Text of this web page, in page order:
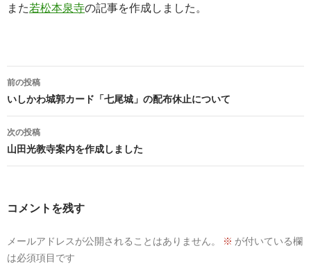
また若松本泉寺の記事を作成しました。
投
稿
ナ
ビ
ゲ
ョ
前の投稿
いしかわ城郭カード「七尾城」の配布休止について
次の投稿
山田光教寺案内を作成しました
コメントを残す
メールアドレスが公開されることはありません。 ※ が付いている欄
は必須項目です